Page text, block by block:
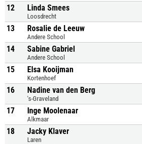
12 Linda Smees
Loosdrecht
13 Rosalie de Leeuw
Andere School
14 Sabine Gabriel
Andere School
15 Elsa Kooijman
Kortenhoef
16 Nadine van den Berg
's-Graveland
17 Inge Moolenaar
Alkmaar
18 Jacky Klaver
Laren